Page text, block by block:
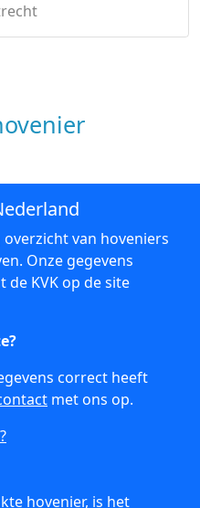
van hoveniers
Onze gegevens
KVK op de site
correct heeft
met ons op.
hovenier, is het